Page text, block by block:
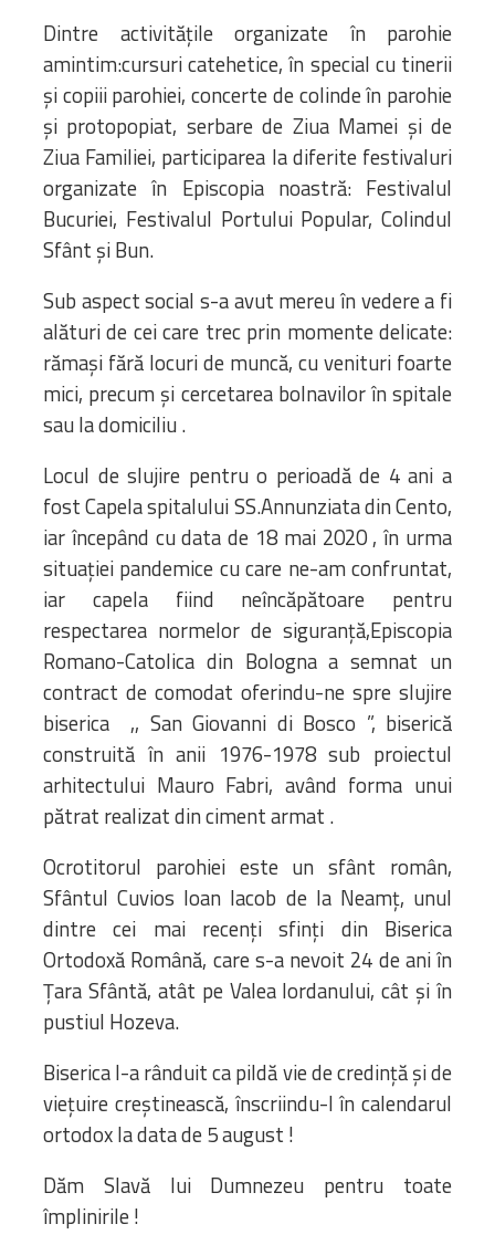
Dintre activitățile organizate în parohie
amintim:cursuri catehetice, în special cu tinerii
și copiii parohiei, concerte de colinde în parohie
și protopopiat, serbare de Ziua Mamei și de
Ziua Familiei, participarea la diferite festivaluri
organizate în Episcopia noastră: Festivalul
Bucuriei, Festivalul Portului Popular, Colindul
Sfânt și Bun.
Sub aspect social s-a avut mereu în vedere a fi
alături de cei care trec prin momente delicate:
rămași fără locuri de muncă, cu venituri foarte
mici, precum și cercetarea bolnavilor în spitale
sau la domiciliu .
Locul de slujire pentru o perioadă de 4 ani a
fost Capela spitalului SS.Annunziata din Cento,
iar începând cu data de 18 mai 2020 , în urma
situației pandemice cu care ne-am confruntat,
iar capela fiind neîncăpătoare pentru
respectarea normelor de siguranță,Episcopia
Romano-Catolica din Bologna a semnat un
contract de comodat oferindu-ne spre slujire
biserica ,, San Giovanni di Bosco ”, biserică
construită în anii 1976-1978 sub proiectul
arhitectului Mauro Fabri, având forma unui
pătrat realizat din ciment armat .
Ocrotitorul parohiei este un sfânt român,
Sfântul Cuvios Ioan Iacob de la Neamț, unul
dintre cei mai recenți sfinți din Biserica
Ortodoxă Română, care s-a nevoit 24 de ani în
Țara Sfântă, atât pe Valea Iordanului, cât și în
pustiul Hozeva.
Biserica l-a rânduit ca pildă vie de credință și de
viețuire creștinească, înscriindu-l în calendarul
ortodox la data de 5 august !
Dăm Slavă lui Dumnezeu pentru toate
împlinirile !